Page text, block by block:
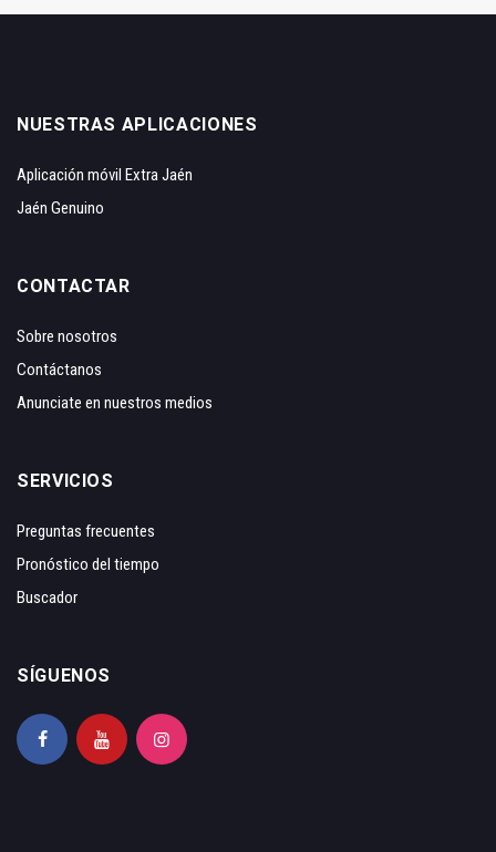
NUESTRAS APLICACIONES
Aplicación móvil Extra Jaén
Jaén Genuino
CONTACTAR
Sobre nosotros
Contáctanos
Anunciate en nuestros medios
SERVICIOS
Preguntas frecuentes
Pronóstico del tiempo
Buscador
SÍGUENOS